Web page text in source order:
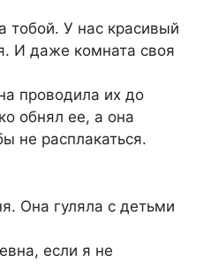
У нас красивый
И даже комната своя
проводила их до
обнял ее, а она
не расплакаться.
Она гуляла с детьми
если я не